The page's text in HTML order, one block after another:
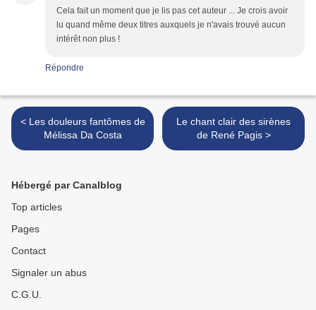
Cela fait un moment que je lis pas cet auteur ... Je crois avoir
lu quand même deux titres auxquels je n'avais trouvé aucun
intérêt non plus !
Répondre
< Les douleurs fantômes de
Mélissa Da Costa
Le chant clair des sirènes
de René Pagis >
Hébergé par Canalblog
Top articles
Pages
Contact
Signaler un abus
C.G.U.